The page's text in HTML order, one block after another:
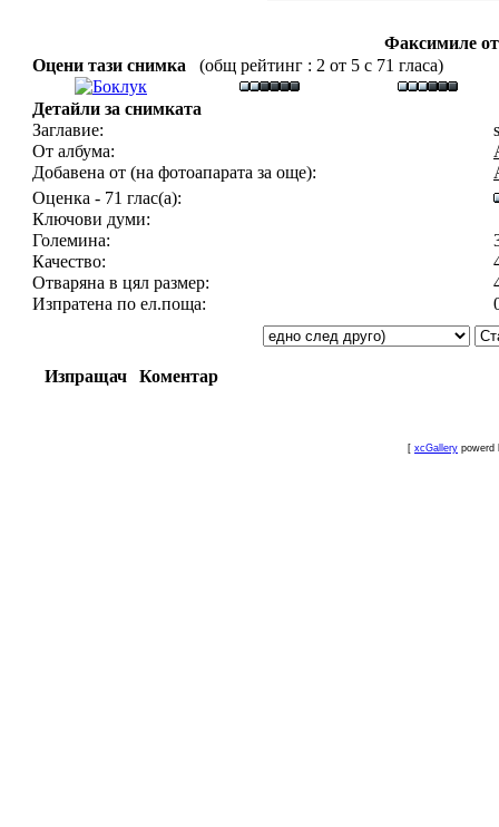
Факсимиле
Оцени тази снимка
(общ рейтинг : 2 от 5 с 71 гласа)
Детайли за снимката
Заглавие:
От албума:
Добавена от (на фотоапарата за още):
Оценка - 71 глас(а):
Ключови думи:
Големина:
Качество:
Отваряна в цял размер:
Изпратена по ел.поща:
Изпращач Коментар
[ xcGallery